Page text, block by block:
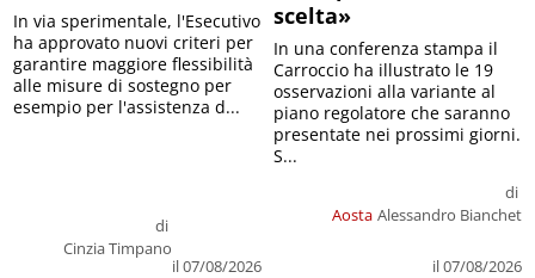
di
Cinzia Timpano
il 07/08/2026
In via sperimentale, l'Esecutivo
ha approvato nuovi criteri per
garantire maggiore flessibilità
alle misure di sostegno per
esempio per l'assistenza d...
scelta»
Aosta
di
Alessandro Bianchet
il 07/08/2026
In una conferenza stampa il
Carroccio ha illustrato le 19
osservazioni alla variante al
piano regolatore che saranno
presentate nei prossimi giorni.
S...